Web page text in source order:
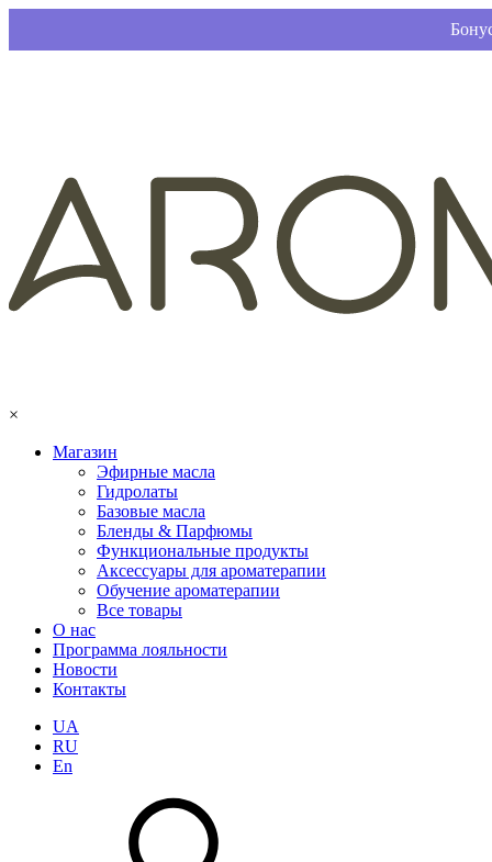
×
Магазин
Эфирные масла
Гидролаты
Базовые масла
Бленды & Парфюмы
Функциональные продукты
Аксессуары для ароматерапии
Обучение ароматерапии
Все товары
О нас
Программа лояльности
Новости
Контакты
UA
RU
En